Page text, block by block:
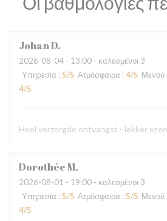
JohanD
2026-08-04 - 13:00 - καλεσμένοι 3
Υπηρεσία : 5/5 Ατμόσφαιρα : 4/5 Μενού
4/5
Heel verzorgde ontvangst - lekker eten
DorothéeM
2026-08-01 - 19:00 - καλεσμένοι 3
Υπηρεσία : 5/5 Ατμόσφαιρα : 5/5 Μενού
4/5